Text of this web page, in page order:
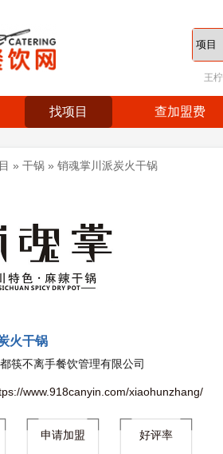
王
找项目 查加盟费
» 干锅 » 销魂掌川派炭火干锅
火干锅
筷不离手餐饮管理有限公司
www.918canyin.com/xiaohunzhang/
申请加盟 好评率